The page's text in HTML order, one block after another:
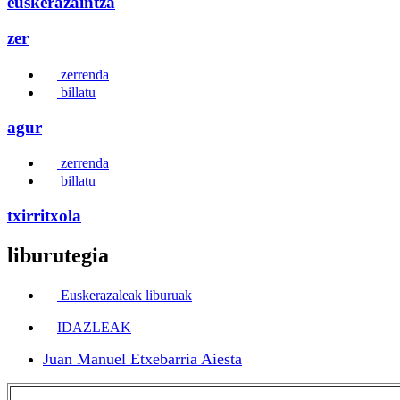
zer
zerrenda
billatu
agur
zerrenda
billatu
txirritxola
liburutegia
Euskerazaleak liburuak
IDAZLEAK
Juan Manuel Etxebarria Aiesta